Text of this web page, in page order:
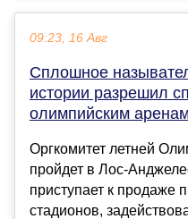
09:23, 16 Авг
Сплошное
истории разрешил
олимпийским
Оргкомитет летней
пройдет в Лос-
приступает к продаже
стадионов,